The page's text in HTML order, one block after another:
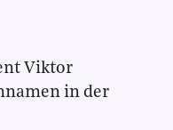
Viktor
in der